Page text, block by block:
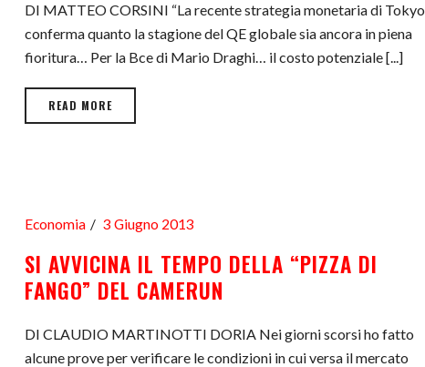
DI MATTEO CORSINI “La recente strategia monetaria di Tokyo
conferma quanto la stagione del QE globale sia ancora in piena
fioritura… Per la Bce di Mario Draghi… il costo potenziale [...]
READ MORE
Economia 3 Giugno 2013
SI AVVICINA IL TEMPO DELLA “PIZZA DI
FANGO” DEL CAMERUN
DI CLAUDIO MARTINOTTI DORIA Nei giorni scorsi ho fatto
alcune prove per verificare le condizioni in cui versa il mercato